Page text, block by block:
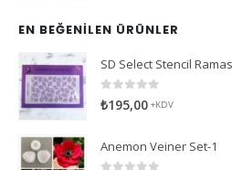
EN BEĞENILEN ÜRÜNLER
SD Select Stencil Ramas
0 5 üzerinden
₺195,00 +KDV
Anemon Veiner Set-1